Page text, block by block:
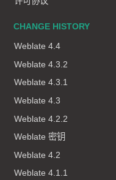
CHANGE HISTORY
Weblate 4.4
Weblate 4.3.2
Weblate 4.3.1
Weblate 4.3
Weblate 4.2.2
Weblate 密钥
Weblate 4.2
Weblate 4.1.1